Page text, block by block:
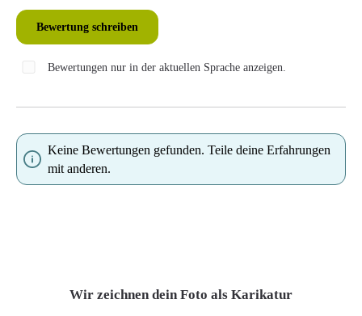
Bewertung schreiben
Bewertungen nur in der aktuellen Sprache anzeigen.
Keine Bewertungen gefunden. Teile deine Erfahrungen
mit anderen.
Wir zeichnen dein Foto als Karikatur